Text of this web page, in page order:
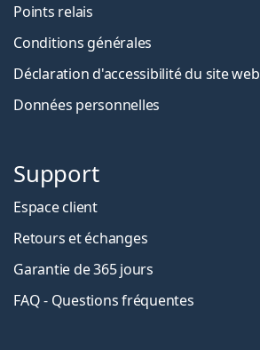
Points relais
Conditions générales
Déclaration d'accessibilité du site web
Données personnelles
Support
Espace client
Retours et échanges
Garantie de 365 jours
FAQ - Questions fréquentes